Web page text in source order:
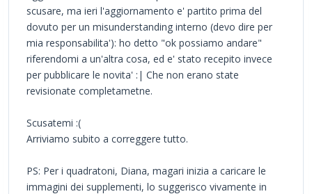
scusare, ma ieri l'aggiornamento e' partito prima del
dovuto per un misunderstanding interno (devo dire per
mia responsabilita'): ho detto "ok possiamo andare"
riferendomi a un'altra cosa, ed e' stato recepito invece
per pubblicare le novita' :| Che non erano state
revisionate completametne.
Scusatemi :(
Arriviamo subito a correggere tutto.
PS: Per i quadratoni, Diana, magari inizia a caricare le
immagini dei supplementi, lo suggerisco vivamente in